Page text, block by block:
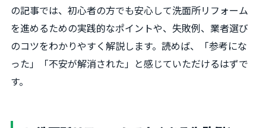
の記事では、初心者の方でも安心して洗面所リフォーム
を進めるための実践的なポイントや、失敗例、業者選び
のコツをわかりやすく解説します。読めば、「参考にな
った」「不安が解消された」と感じていただけるはずで
す。